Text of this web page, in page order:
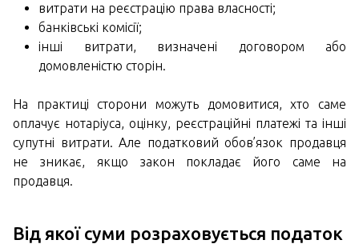
витрати на реєстрацію права власності;
банківські комісії;
інші витрати, визначені договором або
домовленістю сторін.
На практиці сторони можуть домовитися, хто саме
оплачує нотаріуса, оцінку, реєстраційні платежі та інші
супутні витрати. Але податковий обов’язок продавця
не зникає, якщо закон покладає його саме на
продавця.
Від якої суми розраховується податок